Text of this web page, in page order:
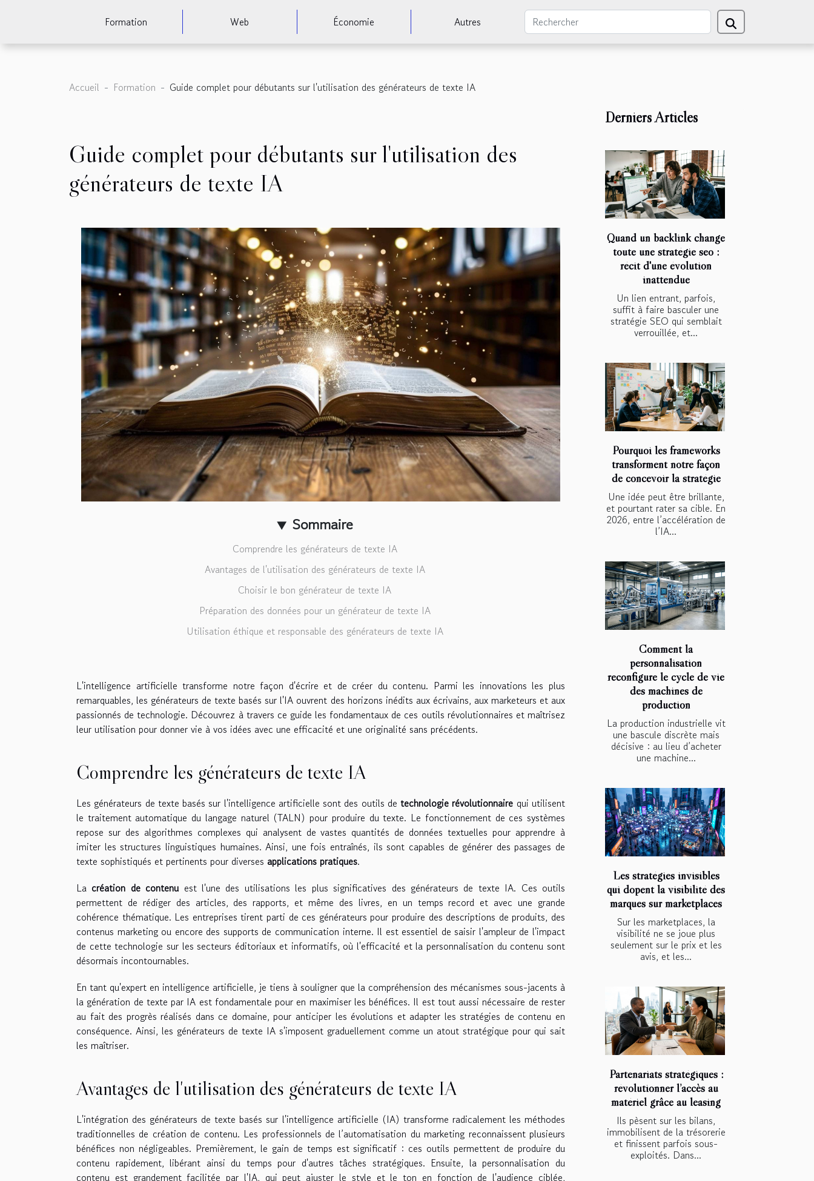
Formation Web Économie Autres
Accueil Formation Guide complet pour débutants sur l'utilisation des générateurs de texte IA
Guide complet pour débutants sur l'utilisation des
générateurs de texte IA
Sommaire
Comprendre les générateurs de texte IA
Avantages de l'utilisation des générateurs de texte IA
Choisir le bon générateur de texte IA
Préparation des données pour un générateur de texte IA
Utilisation éthique et responsable des générateurs de texte IA
L'intelligence artificielle transforme notre façon d'écrire et de créer du contenu. Parmi les innovations les plus
remarquables, les générateurs de texte basés sur l'IA ouvrent des horizons inédits aux écrivains, aux marketeurs et aux
passionnés de technologie. Découvrez à travers ce guide les fondamentaux de ces outils révolutionnaires et maîtrisez
leur utilisation pour donner vie à vos idées avec une efficacité et une originalité sans précédents.
Comprendre les générateurs de texte IA
Les générateurs de texte basés sur l'intelligence artificielle sont des outils detechnologie révolutionnaire qui utilisent
le traitement automatique du langage naturel (TALN) pour produire du texte. Le fonctionnement de ces systèmes
repose sur des algorithmes complexes qui analysent de vastes quantités de données textuelles pour apprendre à
imiter les structures linguistiques humaines. Ainsi, une fois entraînés, ils sont capables de générer des passages de
texte sophistiqués et pertinents pour diverses applications pratiques.
La création de contenu est l'une des utilisations les plus significatives des générateurs de texte IA. Ces outils
permettent de rédiger des articles, des rapports, et même des livres, en un temps record et avec une grande
cohérence thématique. Les entreprises tirent parti de ces générateurs pour produire des descriptions de produits, des
contenus marketing ou encore des supports de communication interne. Il est essentiel de saisir l'ampleur de l'impact
de cette technologie sur les secteurs éditoriaux et informatifs, où l'efficacité et la personnalisation du contenu sont
désormais incontournables.
En tant qu'expert en intelligence artificielle, je tiens à souligner que la compréhension des mécanismes sous-jacents à
la génération de texte par IA est fondamentale pour en maximiser les bénéfices. Il est tout aussi nécessaire de rester
au fait des progrès réalisés dans ce domaine, pour anticiper les évolutions et adapter les stratégies de contenu en
conséquence. Ainsi, les générateurs de texte IA s'imposent graduellement comme un atout stratégique pour qui sait
les maîtriser.
Avantages de l'utilisation des générateurs de texte IA
L'intégration des générateurs de texte basés sur l'intelligence artificielle (IA) transforme radicalement les méthodes
traditionnelles de création de contenu. Les professionnels de l’automatisation du marketing reconnaissent plusieurs
bénéfices non négligeables. Premièrement, le gain de temps est significatif : ces outils permettent de produire du
contenu rapidement, libérant ainsi du temps pour d'autres tâches stratégiques. Ensuite, la personnalisation du
contenu est grandement facilitée par l'IA, qui peut ajuster le style et le ton en fonction de l'audience ciblée,
Derniers Articles
Quand un backlink change
toute une stratégie seo :
récit d'une évolution
inattendue
Un lien entrant, parfois,
suffit à faire basculer une
stratégie SEO qui semblait
verrouillée, et...
Pourquoi les frameworks
transforment notre façon
de concevoir la stratégie
Une idée peut être brillante,
et pourtant rater sa cible. En
2026, entre l’accélération de
l’IA...
Comment la
personnalisation
reconfigure le cycle de vie
des machines de
production
La production industrielle vit
une bascule discrète mais
décisive : au lieu d’acheter
une machine...
Les stratégies invisibles
qui dopent la visibilité des
marques sur marketplaces
Sur les marketplaces, la
visibilité ne se joue plus
seulement sur le prix et les
avis, et les...
Partenariats stratégiques :
révolutionner l’accès au
matériel grâce au leasing
Ils pèsent sur les bilans,
immobilisent de la trésorerie
et finissent parfois sous-
exploités. Dans...